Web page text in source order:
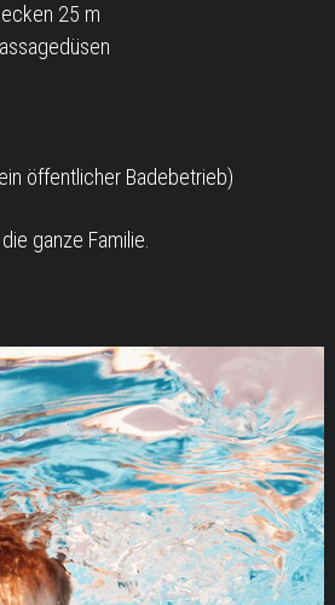
25 m
öffentlicher Badebetrieb)
ganze Familie.